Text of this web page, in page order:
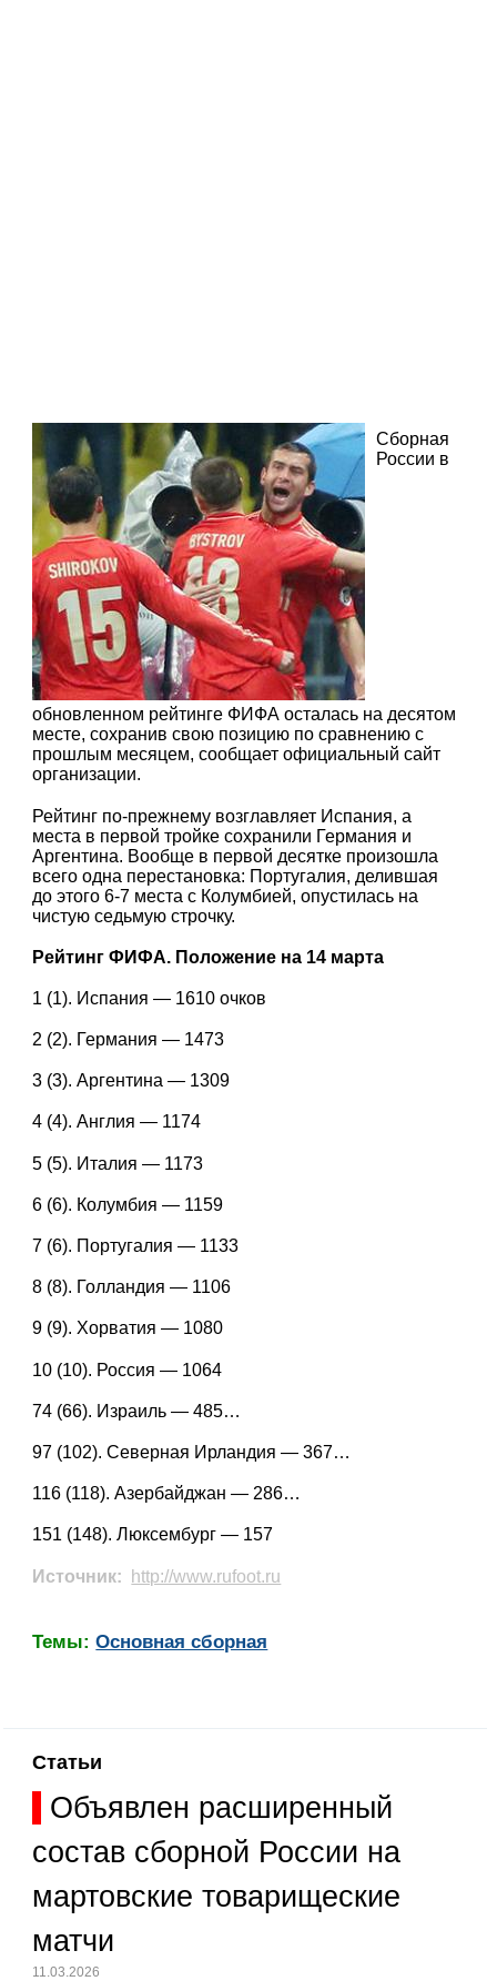
Сборная
России в
обновленном рейтинге ФИФА осталась на десятом
месте, сохранив свою позицию по сравнению с
прошлым месяцем, сообщает официальный сайт
организации.
Рейтинг по-прежнему возглавляет Испания, а
места в первой тройке сохранили Германия и
Аргентина. Вообще в первой десятке произошла
всего одна перестановка: Португалия, делившая
до этого 6-7 места с Колумбией, опустилась на
чистую седьмую строчку.
Рейтинг ФИФА. Положение на 14 марта
1 (1). Испания — 1610 очков
2 (2). Германия — 1473
3 (3). Аргентина — 1309
4 (4). Англия — 1174
5 (5). Италия — 1173
6 (6). Колумбия — 1159
7 (6). Португалия — 1133
8 (8). Голландия — 1106
9 (9). Хорватия — 1080
10 (10). Россия — 1064
74 (66). Израиль — 485…
97 (102). Северная Ирландия — 367…
116 (118). Азербайджан — 286…
151 (148). Люксембург — 157
Источник: http://www.rufoot.ru
Темы:Основная сборная
Статьи
Объявлен расширенный
состав сборной России на
мартовские товарищеские
матчи
11.03.2026